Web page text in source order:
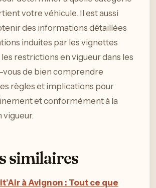
votre véhicule. Il est aussi
des informations détaillées
induites par les vignettes
les restrictions en vigueur dans les
vous de bien comprendre
règles et implications pour
et conformément à la
vigueur.
similaires
à Avignon : Tout ce que